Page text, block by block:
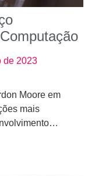
de 2023
Moore em
mais